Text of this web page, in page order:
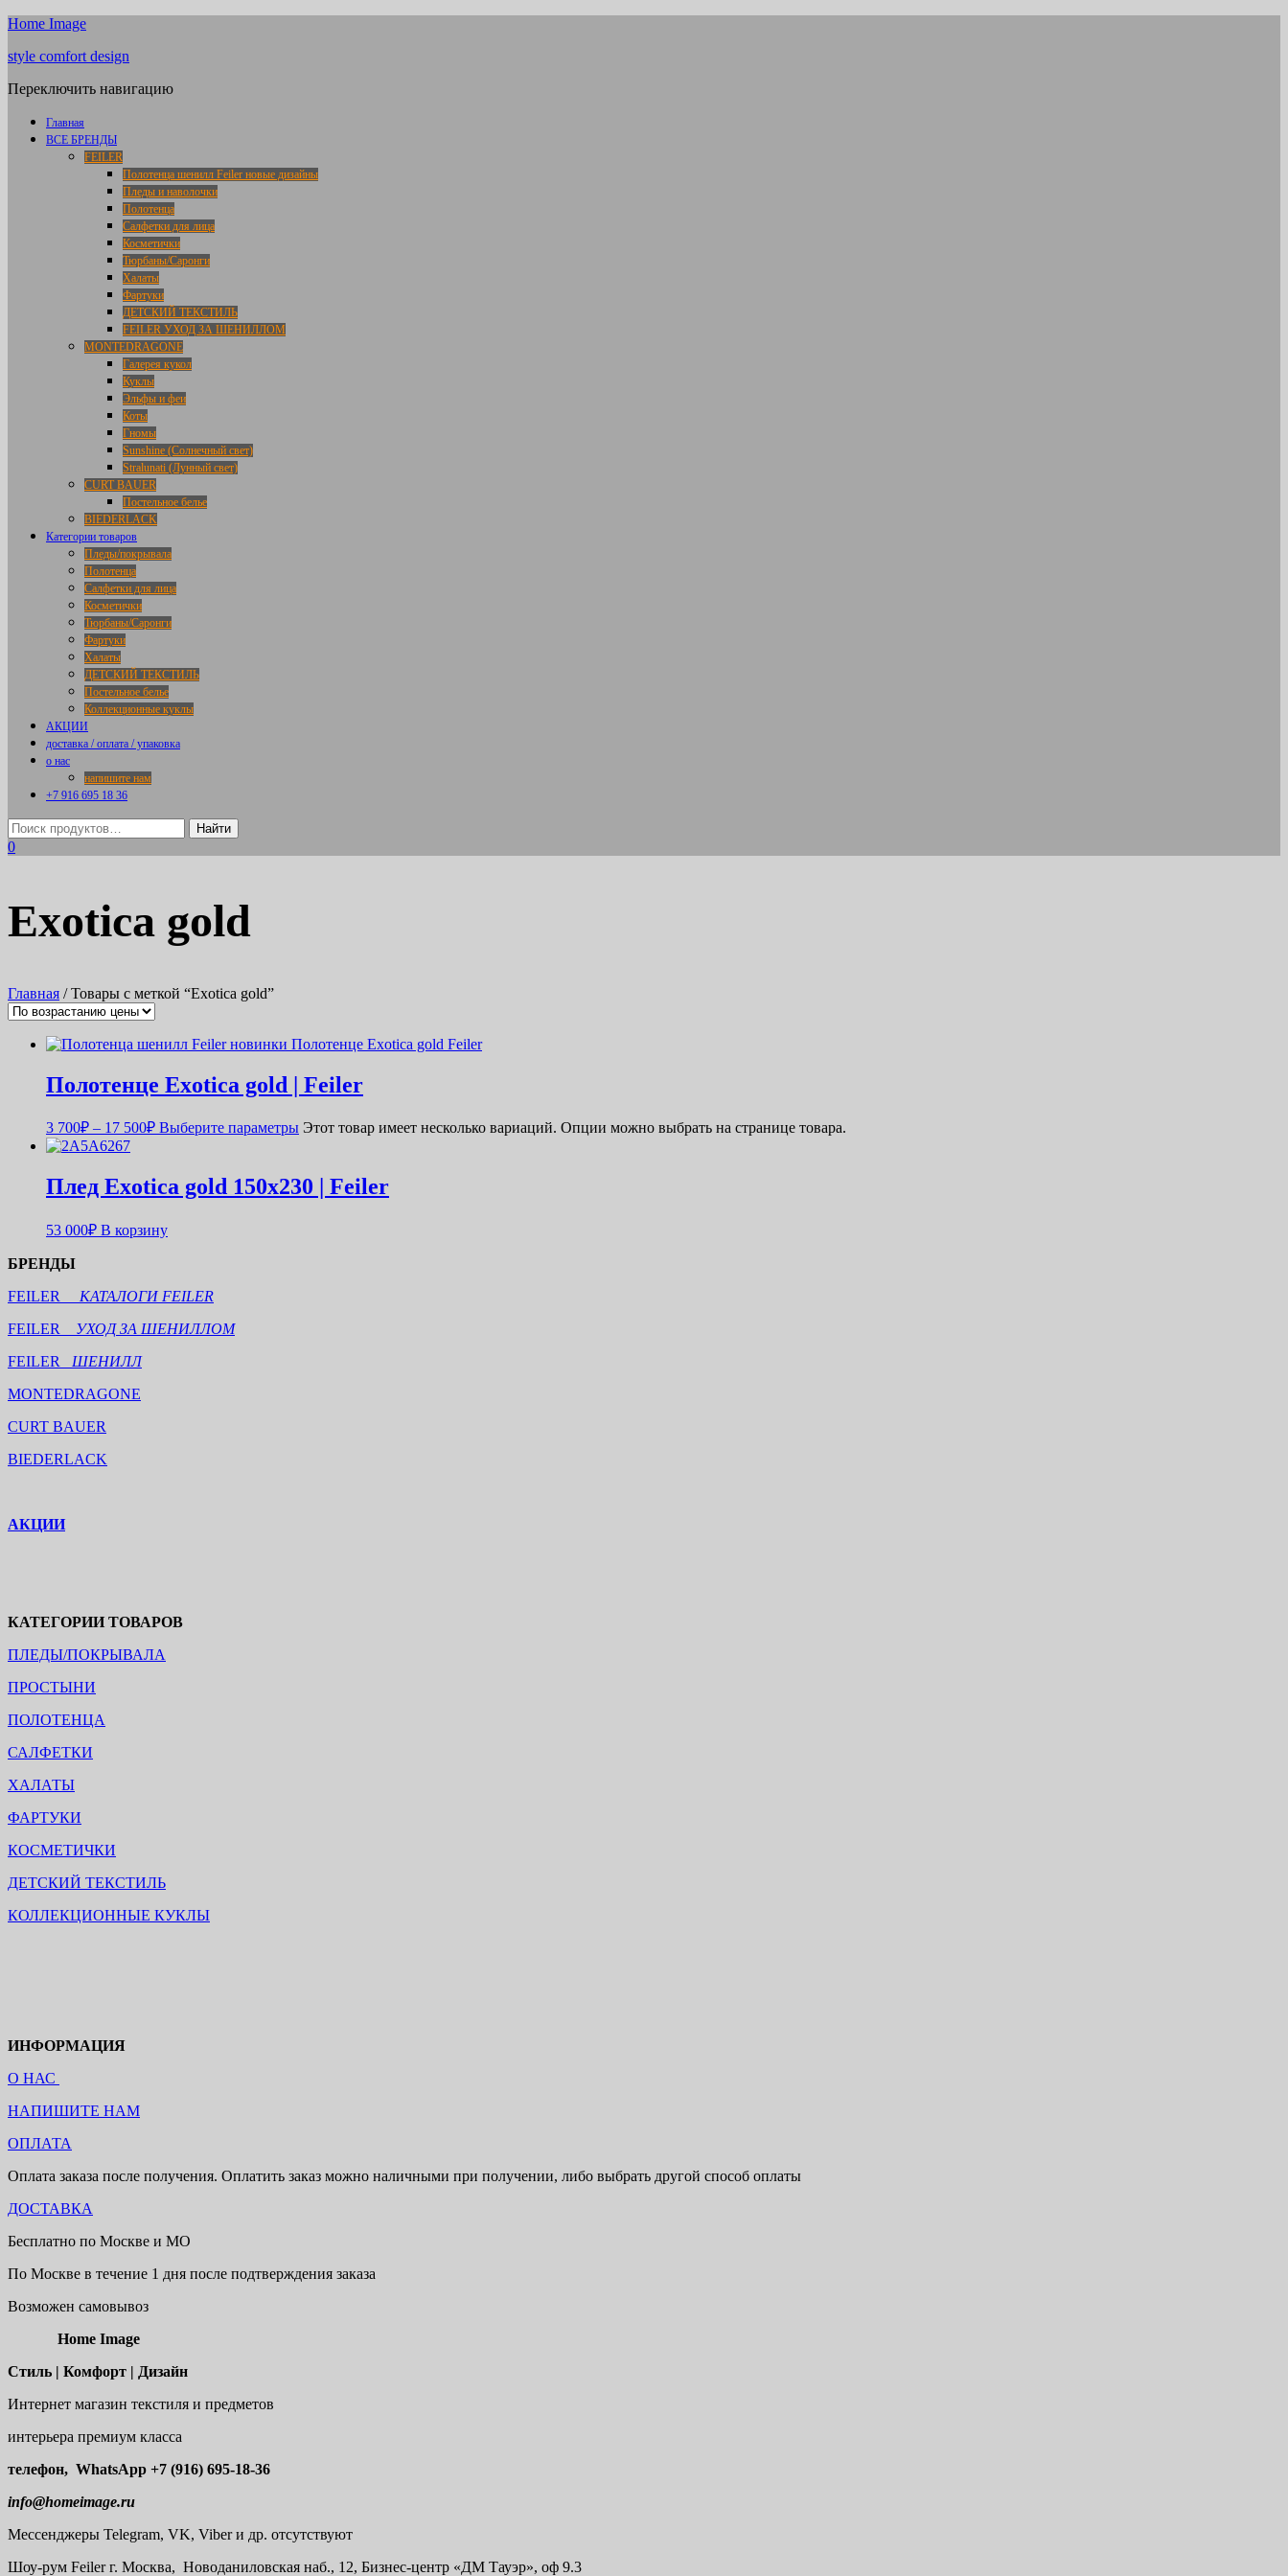
Home Image
style comfort design
Переключить навигацию
Главная
ВСЕ БРЕНДЫ
FEILER
Полотенца шенилл Feiler новые дизайны
Пледы и наволочки
Полотенца
Салфетки для лица
Косметички
Тюрбаны/Саронги
Халаты
Фартуки
ДЕТСКИЙ ТЕКСТИЛЬ
FEILER УХОД ЗА ШЕНИЛЛОМ
MONTEDRAGONE
Галерея кукол
Куклы
Эльфы и феи
Коты
Гномы
Sunshine (Солнечный свет)
Stralunati (Лунный свет)
CURT BAUER
Постельное белье
BIEDERLACK
Категории товаров
Пледы/покрывала
Полотенца
Салфетки для лица
Косметички
Тюрбаны/Саронги
Фартуки
Халаты
ДЕТСКИЙ ТЕКСТИЛЬ
Постельное белье
Коллекционные куклы
АКЦИИ
доставка / оплата / упаковка
о нас
напишите нам
+7 916 695 18 36
0
Exotica gold
Главная / Товары с меткой “Exotica gold”
Полотенце Exotica gold | Feiler
3 700₽ – 17 500₽ Выберите параметры Этот товар имеет несколько вариаций. Опции можно выбрать на странице товара.
Плед Exotica gold 150х230 | Feiler
53 000₽ В корзину
БРЕНДЫ
FEILER КАТАЛОГИ FEILER
FEILER
УХОД ЗА ШЕНИЛЛОМ
FEILER ШЕНИЛЛ
MONTEDRAGONE
CURT BAUER
BIEDERLACK
АКЦИИ
КАТЕГОРИИ ТОВАРОВ
ПЛЕДЫ/ПОКРЫВАЛА
ПРОСТЫНИ
ПОЛОТЕНЦА
САЛФЕТКИ
ХАЛАТЫ
ФАРТУКИ
КОСМЕТИЧКИ
ДЕТСКИЙ ТЕКСТИЛЬ
КОЛЛЕКЦИОННЫЕ КУКЛЫ
ИНФОРМАЦИЯ
О НАС
НАПИШИТЕ НАМ
ОПЛАТА
Оплата заказа после получения. Оплатить заказ можно наличными при получении, либо выбрать другой способ оплаты
ДОСТАВКА
Бесплатно по Москве и МО
По Москве в течение 1 дня после подтверждения заказа
Возможен самовывоз
Home Image
Стиль | Комфорт | Дизайн
Интернет магазин текстиля и предметов
интерьера премиум класса
телефон, WhatsApp +7 (916) 695-18-36
info@homeimage.ru
Мессенджеры Telegram, VK, Viber и др. отсутствуют
Шоу-рум Feiler г. Москва, Новоданиловская наб., 12, Бизнес-центр «ДМ Тауэр», оф 9.3